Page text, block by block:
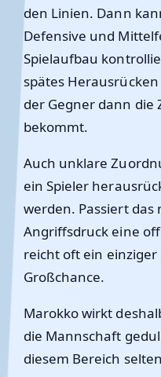
den Linien. Dann
Defensive und
Spielaufbau
spätes
der Gegner dann die
bekommt.
Auch unklare
ein Spieler
werden. Passiert
Angriffsdruck eine
reicht oft ein
Großchance.
Marokko wirkt
die Mannschaft
diesem Bereich